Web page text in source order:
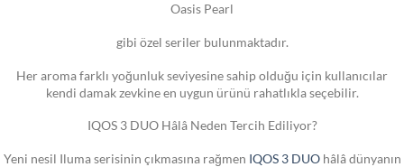
Oasis Pearl
gibi özel seriler bulunmaktadır.
Her aroma farklı yoğunluk seviyesine sahip olduğu için kullanıcılar
kendi damak zevkine en uygun ürünü rahatlıkla seçebilir.
IQOS 3 DUO Hâlâ Neden Tercih Ediliyor?
Yeni nesil Iluma serisinin çıkmasına rağmen IQOS 3 DUOhâlâ dünyanın